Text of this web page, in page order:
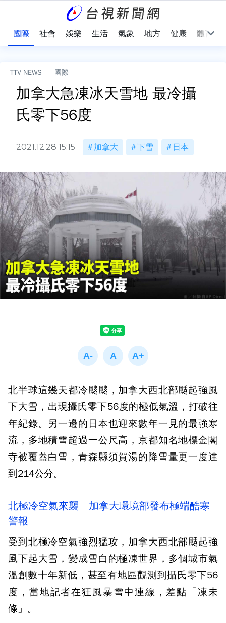
國際 社會 娛樂 生活 氣象 地方 健康 體育
TTV NEWS 國際
加拿大急凍冰天雪地 最冷攝
氏零下56度
2021.12.28 15:15 加拿大 下雪 日本
北半球這幾天都冷颼颼，加拿大西北部颳起強風
下大雪，出現攝氏零下56度的極低氣溫，打破往
年紀錄。另一邊的日本也迎來數年一見的最強寒
流，多地積雪超過一公尺高，京都知名地標金閣
寺被覆蓋白雪，青森縣須賀湯的降雪量更一度達
到214公分。
北極冷空氣來襲 加拿大環境部發布極端酷寒
警報
受到北極冷空氣強烈猛攻，加拿大西北部颳起強
風下起大雪，變成雪白的極凍世界，多個城市氣
溫創數十年新低，甚至有地區觀測到攝氏零下56
度，當地記者在狂風暴雪中連線，差點「凍未
條」。